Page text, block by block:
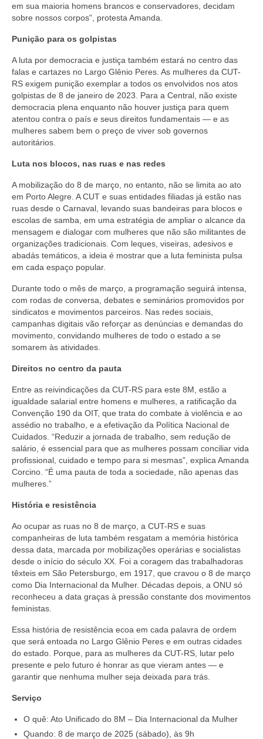
em sua maioria homens brancos e conservadores, decidam
sobre nossos corpos”, protesta Amanda.
Punição para os golpistas
A luta por democracia e justiça também estará no centro das
falas e cartazes no Largo Glênio Peres. As mulheres da CUT-
RS exigem punição exemplar a todos os envolvidos nos atos
golpistas de 8 de janeiro de 2023. Para a Central, não existe
democracia plena enquanto não houver justiça para quem
atentou contra o país e seus direitos fundamentais — e as
mulheres sabem bem o preço de viver sob governos
autoritários.
Luta nos blocos, nas ruas e nas redes
A mobilização do 8 de março, no entanto, não se limita ao ato
em Porto Alegre. A CUT e suas entidades filiadas já estão nas
ruas desde o Carnaval, levando suas bandeiras para blocos e
escolas de samba, em uma estratégia de ampliar o alcance da
mensagem e dialogar com mulheres que não são militantes de
organizações tradicionais. Com leques, viseiras, adesivos e
abadás temáticos, a ideia é mostrar que a luta feminista pulsa
em cada espaço popular.
Durante todo o mês de março, a programação seguirá intensa,
com rodas de conversa, debates e seminários promovidos por
sindicatos e movimentos parceiros. Nas redes sociais,
campanhas digitais vão reforçar as denúncias e demandas do
movimento, convidando mulheres de todo o estado a se
somarem às atividades.
Direitos no centro da pauta
Entre as reivindicações da CUT-RS para este 8M, estão a
igualdade salarial entre homens e mulheres, a ratificação da
Convenção 190 da OIT, que trata do combate à violência e ao
assédio no trabalho, e a efetivação da Política Nacional de
Cuidados. “Reduzir a jornada de trabalho, sem redução de
salário, é essencial para que as mulheres possam conciliar vida
profissional, cuidado e tempo para si mesmas”, explica Amanda
Corcino. “É uma pauta de toda a sociedade, não apenas das
mulheres.”
História e resistência
Ao ocupar as ruas no 8 de março, a CUT-RS e suas
companheiras de luta também resgatam a memória histórica
dessa data, marcada por mobilizações operárias e socialistas
desde o início do século XX. Foi a coragem das trabalhadoras
têxteis em São Petersburgo, em 1917, que cravou o 8 de março
como Dia Internacional da Mulher. Décadas depois, a ONU só
reconheceu a data graças à pressão constante dos movimentos
feministas.
Essa história de resistência ecoa em cada palavra de ordem
que será entoada no Largo Glênio Peres e em outras cidades
do estado. Porque, para as mulheres da CUT-RS, lutar pelo
presente e pelo futuro é honrar as que vieram antes — e
garantir que nenhuma mulher seja deixada para trás.
Serviço
O quê: Ato Unificado do 8M – Dia Internacional da Mulher
Quando: 8 de março de 2025 (sábado), às 9h